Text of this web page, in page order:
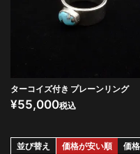
ターコイズ付き プレーンリング
¥55,000税込
並び替え 価格が安い順 価